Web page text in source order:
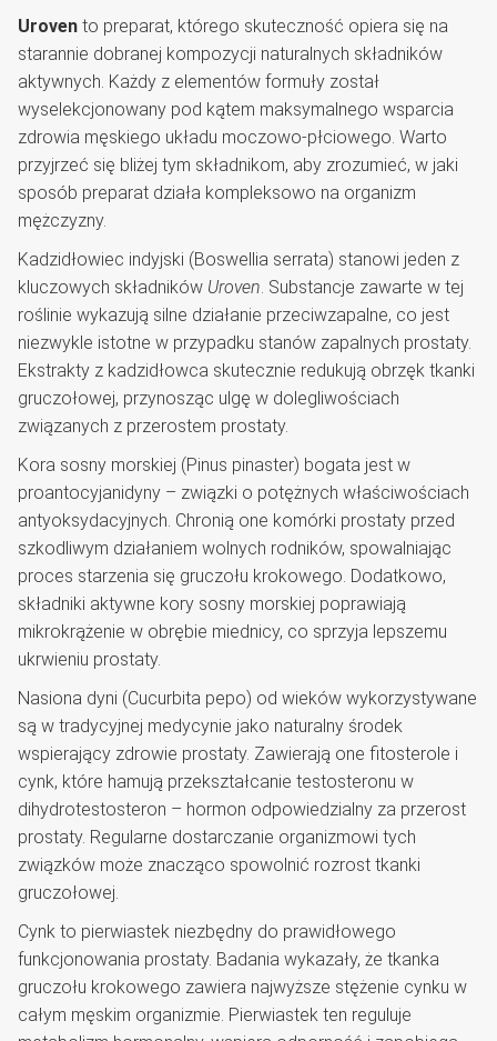
Uroven to preparat, którego skuteczność opiera się na
starannie dobranej kompozycji naturalnych składników
aktywnych. Każdy z elementów formuły został
wyselekcjonowany pod kątem maksymalnego wsparcia
zdrowia męskiego układu moczowo-płciowego. Warto
przyjrzeć się bliżej tym składnikom, aby zrozumieć, w jaki
sposób preparat działa kompleksowo na organizm
mężczyzny.
Kadzidłowiec indyjski (Boswellia serrata) stanowi jeden z
kluczowych składników Uroven. Substancje zawarte w tej
roślinie wykazują silne działanie przeciwzapalne, co jest
niezwykle istotne w przypadku stanów zapalnych prostaty.
Ekstrakty z kadzidłowca skutecznie redukują obrzęk tkanki
gruczołowej, przynosząc ulgę w dolegliwościach
związanych z przerostem prostaty.
Kora sosny morskiej (Pinus pinaster) bogata jest w
proantocyjanidyny – związki o potężnych właściwościach
antyoksydacyjnych. Chronią one komórki prostaty przed
szkodliwym działaniem wolnych rodników, spowalniając
proces starzenia się gruczołu krokowego. Dodatkowo,
składniki aktywne kory sosny morskiej poprawiają
mikrokrążenie w obrębie miednicy, co sprzyja lepszemu
ukrwieniu prostaty.
Nasiona dyni (Cucurbita pepo) od wieków wykorzystywane
są w tradycyjnej medycynie jako naturalny środek
wspierający zdrowie prostaty. Zawierają one fitosterole i
cynk, które hamują przekształcanie testosteronu w
dihydrotestosteron – hormon odpowiedzialny za przerost
prostaty. Regularne dostarczanie organizmowi tych
związków może znacząco spowolnić rozrost tkanki
gruczołowej.
Cynk to pierwiastek niezbędny do prawidłowego
funkcjonowania prostaty. Badania wykazały, że tkanka
gruczołu krokowego zawiera najwyższe stężenie cynku w
całym męskim organizmie. Pierwiastek ten reguluje